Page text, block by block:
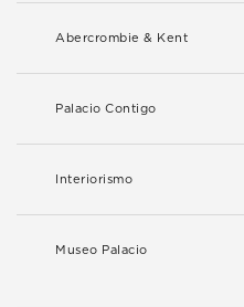
Abercrombie & Kent
Palacio Contigo
Interiorismo
Museo Palacio